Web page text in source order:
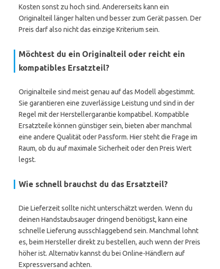
Kosten sonst zu hoch sind. Andererseits kann ein
Originalteil länger halten und besser zum Gerät passen. Der
Preis darf also nicht das einzige Kriterium sein.
Möchtest du ein Originalteil oder reicht ein
kompatibles Ersatzteil?
Originalteile sind meist genau auf das Modell abgestimmt.
Sie garantieren eine zuverlässige Leistung und sind in der
Regel mit der Herstellergarantie kompatibel. Kompatible
Ersatzteile können günstiger sein, bieten aber manchmal
eine andere Qualität oder Passform. Hier steht die Frage im
Raum, ob du auf maximale Sicherheit oder den Preis Wert
legst.
Wie schnell brauchst du das Ersatzteil?
Die Lieferzeit sollte nicht unterschätzt werden. Wenn du
deinen Handstaubsauger dringend benötigst, kann eine
schnelle Lieferung ausschlaggebend sein. Manchmal lohnt
es, beim Hersteller direkt zu bestellen, auch wenn der Preis
höher ist. Alternativ kannst du bei Online-Händlern auf
Expressversand achten.